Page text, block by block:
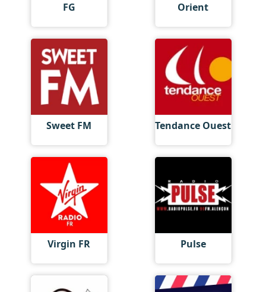
FG Orient
Sweet FM Tendance Ouest
Virgin FR Pulse